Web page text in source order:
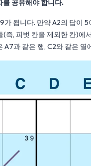
를 공유해야 합니다.
됩니다. 만약 A2의 답이
즉, 피벗 칸을 제외한 칸)에
과 같은 행, C2와 같은